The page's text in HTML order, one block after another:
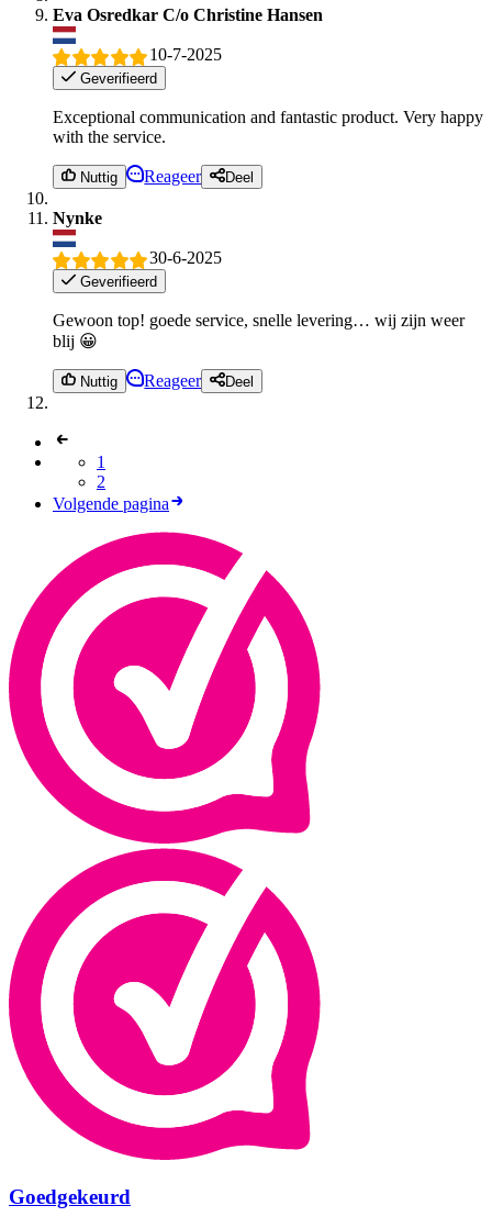
Eva Osredkar C/o Christine Hansen
10-7-2025
Geverifieerd
Exceptional communication and fantastic product. Very happy
with the service.
Nuttig Reageer Deel
Nynke
30-6-2025
Geverifieerd
Gewoon top! goede service, snelle levering… wij zijn weer
blij 😀
Nuttig Reageer Deel
1
2
Volgende pagina
Goedgekeurd